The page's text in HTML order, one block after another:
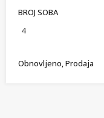
BROJ SOBA
4
Obnovljeno, Prodaja